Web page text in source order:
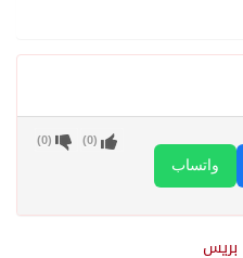
واتساب
(
0
) (
0
)